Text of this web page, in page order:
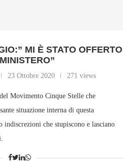
MI È STATO OFFERTO
23 Ottobre 2020 271 views
Movimento Cinque Stelle che
situazione interna di questa
che stupiscono e lasciano